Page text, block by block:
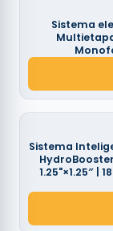
Sistema
Sistema
HydroBooster
1.25"×1.25″ |